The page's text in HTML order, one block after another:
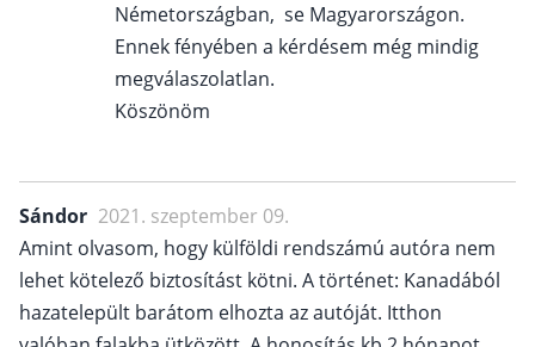
Németországban, se Magyarországon.
Ennek fényében a kérdésem még mindig
megválaszolatlan.
Köszönöm
Sándor 2021. szeptember 09.
Amint olvasom, hogy külföldi rendszámú autóra nem
lehet kötelező biztosítást kötni. A történet: Kanadából
hazatelepült barátom elhozta az autóját. Itthon